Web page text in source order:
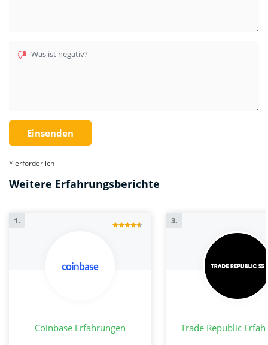
Was ist negativ?
* erforderlich
Weitere Erfahrungsberichte
1.
Coinbase Erfahrungen
3.
Trade Republic
Zu BitPanda